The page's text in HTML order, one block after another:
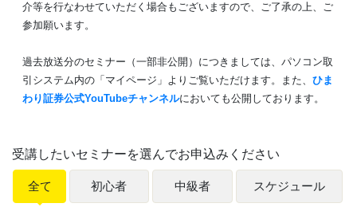
介等を行なわせていただく場合もございますので、ご了承の上、ご
参加願います。
過去放送分のセミナー（一部非公開）につきましては、パソコン取
引システム内の「マイページ」よりご覧いただけます。また、 ひま
わり証券公式YouTubeチャンネルにおいても公開しております。
受講したいセミナーを選んでお申込みください
全て 初心者 中級者 スケジュール